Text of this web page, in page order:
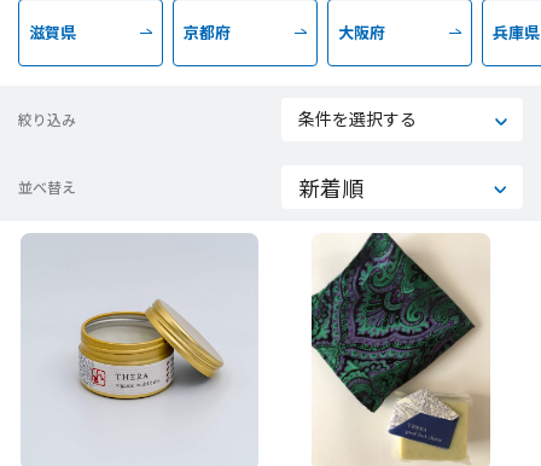
滋賀県 京都府 大阪府 兵庫県
絞り込み 条件を選択する
並べ替え